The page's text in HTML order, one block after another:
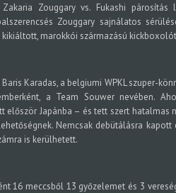
Zouggary vs. Fukashi
Zouggary sajnálatos
marokkói származású
Karadas, a belgiumi WPKL szuper-
a Team Souwer nevében.
először Japánba – és tett szert hatalmas
Nemcsak debütálásra
is kerülhetett.
16 meccsből 13 győzelemet és 3